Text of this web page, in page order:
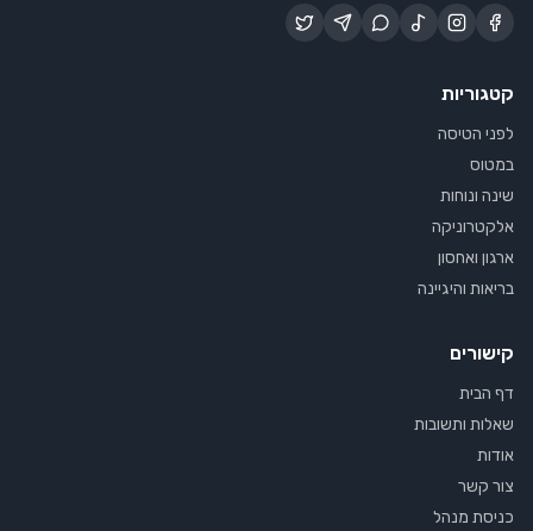
קטגוריות
לפני הטיסה
במטוס
שינה ונוחות
אלקטרוניקה
ארגון ואחסון
בריאות והיגיינה
קישורים
דף הבית
שאלות ותשובות
אודות
צור קשר
כניסת מנהל